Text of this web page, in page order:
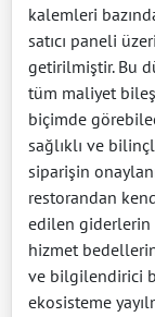
kalemleri
satıcı paneli
getirilmiştir. Bu
tüm maliyet
biçimde
sağlıklı ve
siparişin
restorandan
edilen giderlerin
hizmet
ve bilgilendirici
ekosisteme